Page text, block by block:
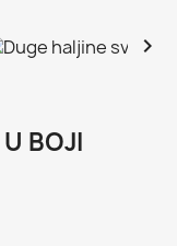

BOJI